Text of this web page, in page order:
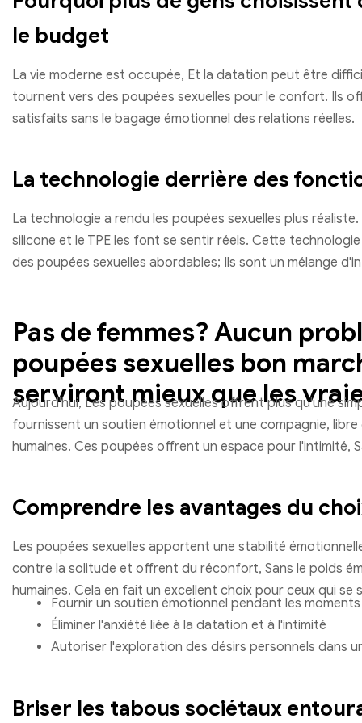
le budget
La vie moderne est occupée, Et la datation peut être
tournent vers des poupées sexuelles pour le confort. Ils
satisfaits sans le bagage émotionnel des relations réelles.
La technologie derrière des
La technologie a rendu les poupées sexuelles plus
silicone et le TPE les font se sentir réels. Cette
des poupées sexuelles abordables; Ils sont un mélange
Pas de femmes? Aucun
poupées sexuelles bon
serviront mieux que les
Aujourd'hui, Les poupées sexuelles offrent plus qu'une
fournissent un soutien émotionnel et une compagnie,
humaines. Ces poupées offrent un espace pour l'intimité,
Comprendre les avantages du
Les poupées sexuelles apportent une stabilité
contre la solitude et offrent du réconfort, Sans le poids
humaines. Cela en fait un excellent choix pour ceux qui se
Fournir un soutien émotionnel pendant les
Éliminer l'anxiété liée à la datation et à l'intimité
Autoriser l'exploration des désirs personnels dans
Briser les tabous sociétaux